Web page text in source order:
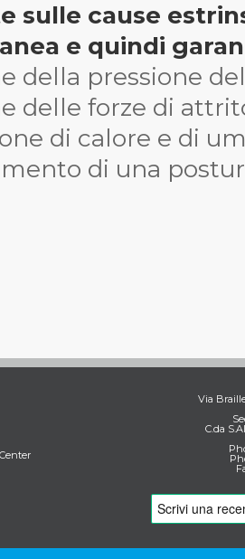
sulle cause
e quindi
della pressione
delle forze di
di calore e di
di una
Via
C.da